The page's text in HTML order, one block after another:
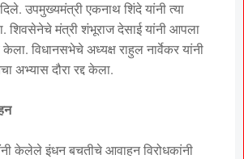
उपमुख्यमंत्री एकनाथ शिंदे यांनी त्या
शिवसेनेचे मंत्री शंभूराज देसाई यांनी आपला
केला. विधानसभेचे अध्यक्ष राहुल नार्वेकर यांनी
अभ्यास दौरा रद्द केला.
केलेले इंधन बचतीचे आवाहन विरोधकांनी